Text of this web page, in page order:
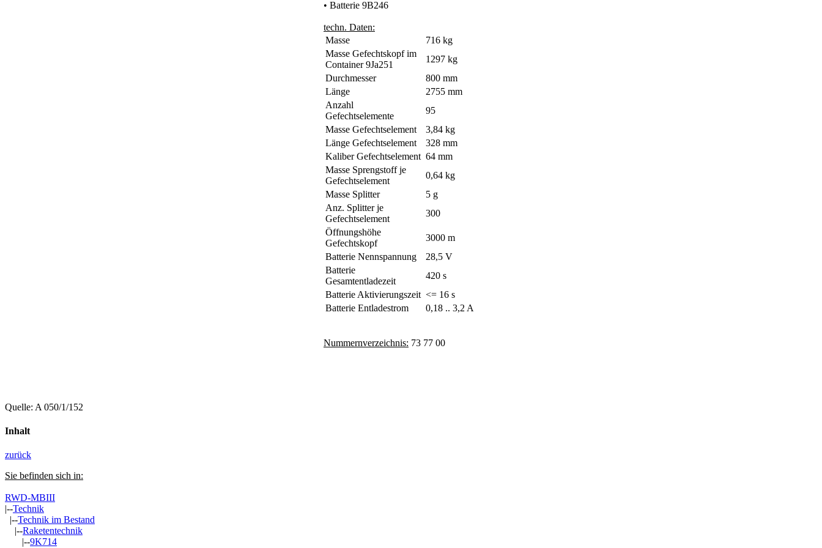
• Batterie 9B246
techn. Daten:
Masse
716 kg
Masse Gefechtskopf im
Container 9Ja251
1297 kg
Durchmesser
800 mm
Länge
2755 mm
Anzahl
Gefechtselemente
95
Masse Gefechtselement
3,84 kg
Länge Gefechtselement
328 mm
Kaliber Gefechtselement 64 mm
Masse Sprengstoff je
Gefechtselement
0,64 kg
Masse Splitter
5 g
Anz. Splitter je
Gefechtselement
300
Öffnungshöhe
Gefechtskopf
3000 m
Batterie Nennspannung
28,5 V
Batterie
Gesamtentladezeit
420 s
Batterie Aktivierungszeit <= 16 s
Batterie Entladestrom
0,18 .. 3,2 A
Nummernverzeichnis: 73 77 00
Quelle: A 050/1/152
Inhalt
zurück
Sie befinden sich in:
RWD-MBIII
|--Technik
|--Technik im Bestand
|--Raketentechnik
|--9K714